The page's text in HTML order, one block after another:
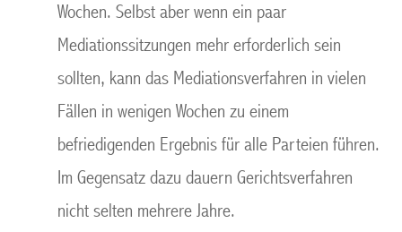
Wochen. Selbst aber wenn ein paar
Mediationssitzungen mehr erforderlich sein
sollten, kann das Mediationsverfahren in vielen
Fällen in wenigen Wochen zu einem
befriedigenden Ergebnis für alle Parteien führen.
Im Gegensatz dazu dauern Gerichtsverfahren
nicht selten mehrere Jahre.